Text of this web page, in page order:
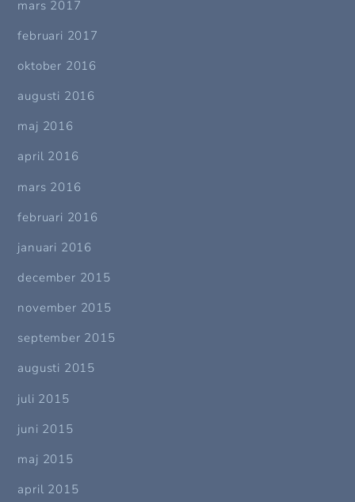
mars 2017
februari 2017
oktober 2016
augusti 2016
maj 2016
april 2016
mars 2016
februari 2016
januari 2016
december 2015
november 2015
september 2015
augusti 2015
juli 2015
juni 2015
maj 2015
april 2015